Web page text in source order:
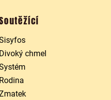
Divoký chmel
Rodina